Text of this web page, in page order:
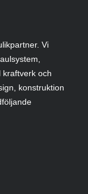
Vi
kraftverk och
konstruktion